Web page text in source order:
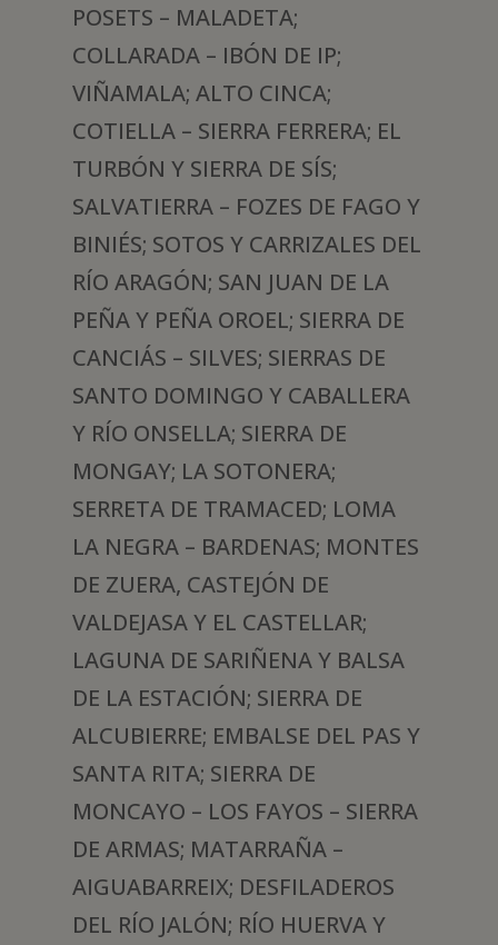
POSETS – MALADETA;
COLLARADA – IBÓN DE IP;
VIÑAMALA; ALTO CINCA;
COTIELLA – SIERRA FERRERA; EL
TURBÓN Y SIERRA DE SÍS;
SALVATIERRA – FOZES DE FAGO Y
BINIÉS; SOTOS Y CARRIZALES DEL
RÍO ARAGÓN; SAN JUAN DE LA
PEÑA Y PEÑA OROEL; SIERRA DE
CANCIÁS – SILVES; SIERRAS DE
SANTO DOMINGO Y CABALLERA
Y RÍO ONSELLA; SIERRA DE
MONGAY; LA SOTONERA;
SERRETA DE TRAMACED; LOMA
LA NEGRA – BARDENAS; MONTES
DE ZUERA, CASTEJÓN DE
VALDEJASA Y EL CASTELLAR;
LAGUNA DE SARIÑENA Y BALSA
DE LA ESTACIÓN; SIERRA DE
ALCUBIERRE; EMBALSE DEL PAS Y
SANTA RITA; SIERRA DE
MONCAYO – LOS FAYOS – SIERRA
DE ARMAS; MATARRAÑA –
AIGUABARREIX; DESFILADEROS
DEL RÍO JALÓN; RÍO HUERVA Y